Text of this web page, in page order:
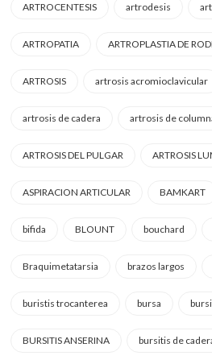
ARTROCENTESIS artrodesis
ARTROPATIA ARTROPLASTIA DE
ARTROSIS artrosis acromioclavicular
artrosis de cadera artrosis de
ARTROSIS DEL PULGAR ARTROSIS
ASPIRACION ARTICULAR BAMKART
bifida BLOUNT bouchard
Braquimetatarsia brazos largos
buristis trocanterea bursa
BURSITIS ANSERINA bursitis de